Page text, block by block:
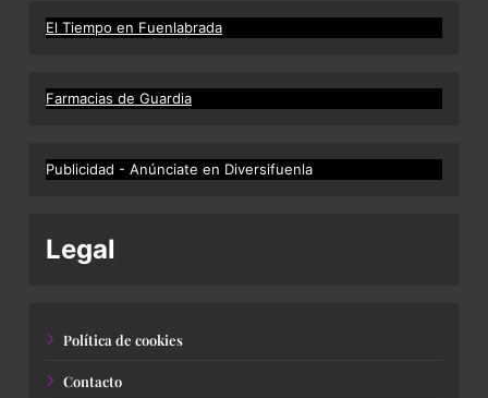
El Tiempo en Fuenlabrada
Farmacias de Guardia
Publicidad - Anúnciate en Diversifuenla
Legal
Política de cookies
Contacto